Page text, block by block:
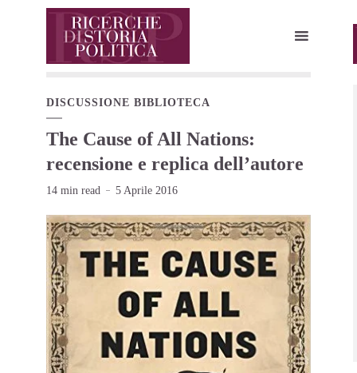
DISCUSSIONE BIBLIOTECA
The Cause of All Nations:
recensione e replica dell’autore
14 min read 5 Aprile 2016